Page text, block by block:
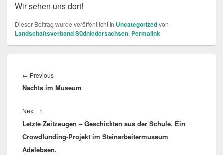
Wir sehen uns dort!
Dieser Beitrag wurde veröffentlicht in Uncategorizedvon
Landschaftsverband Südniedersachsen. Permalink
← PreviousPrevious
post:
Nachts im Museum
Next →
post:
Letzte Zeitzeugen – Geschichten aus der Schule. Ein
Crowdfunding-Projekt im Steinarbeitermuseum
Adelebsen.